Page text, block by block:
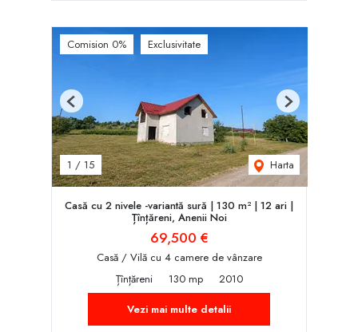
Comision 0% Exclusivitate
1 / 15 Harta
Previous Next
Casă cu 2 nivele -variantă sură | 130 m² | 12 ari |
Țînțăreni, Anenii Noi
69,500 €
Casă / Vilă cu 4 camere de vânzare
Țînțăreni
130 mp
2010
Vezi mai multe detalii